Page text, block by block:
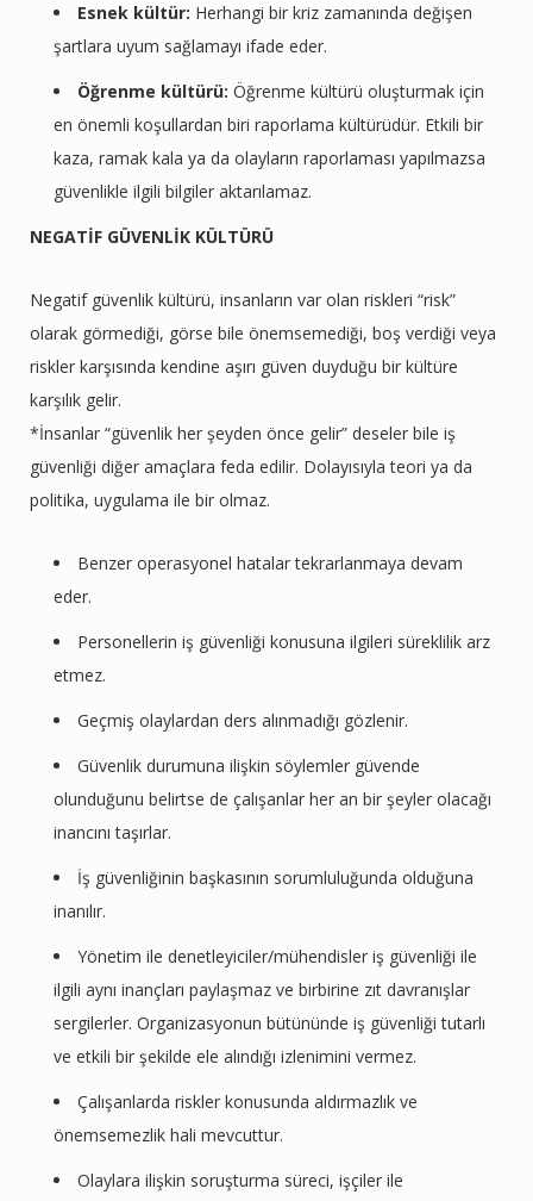
Esnek kültür: Herhangi bir kriz zamanında değişen
şartlara uyum sağlamayı ifade eder.
Öğrenme kültürü: Öğrenme kültürü oluşturmak için
en önemli koşullardan biri raporlama kültürüdür. Etkili bir
kaza, ramak kala ya da olayların raporlaması yapılmazsa
güvenlikle ilgili bilgiler aktarılamaz.
NEGATİF GÜVENLİK KÜLTÜRÜ
Negatif güvenlik kültürü, insanların var olan riskleri “risk”
olarak görmediği, görse bile önemsemediği, boş verdiği veya
riskler karşısında kendine aşırı güven duyduğu bir kültüre
karşılık gelir.
*İnsanlar “güvenlik her şeyden önce gelir” deseler bile iş
güvenliği diğer amaçlara feda edilir. Dolayısıyla teori ya da
politika, uygulama ile bir olmaz.
Benzer operasyonel hatalar tekrarlanmaya devam
eder.
Personellerin iş güvenliği konusuna ilgileri süreklilik arz
etmez.
Geçmiş olaylardan ders alınmadığı gözlenir.
Güvenlik durumuna ilişkin söylemler güvende
olunduğunu belirtse de çalışanlar her an bir şeyler olacağı
inancını taşırlar.
İş güvenliğinin başkasının sorumluluğunda olduğuna
inanılır.
Yönetim ile denetleyiciler/mühendisler iş güvenliği ile
ilgili aynı inançları paylaşmaz ve birbirine zıt davranışlar
sergilerler. Organizasyonun bütününde iş güvenliği tutarlı
ve etkili bir şekilde ele alındığı izlenimini vermez.
Çalışanlarda riskler konusunda aldırmazlık ve
önemsemezlik hali mevcuttur.
Olaylara ilişkin soruşturma süreci, işçiler ile